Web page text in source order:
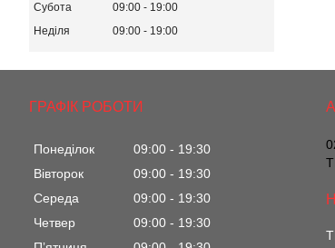
Субота
09:00
19:00
Неділя
09:00 19:00
ГРАФІК РОБОТИ
Понеділок 09:00
19:30
Вівторок
09:00
19:30
Середа
09:00
19:30
Четвер
09:00
19:30